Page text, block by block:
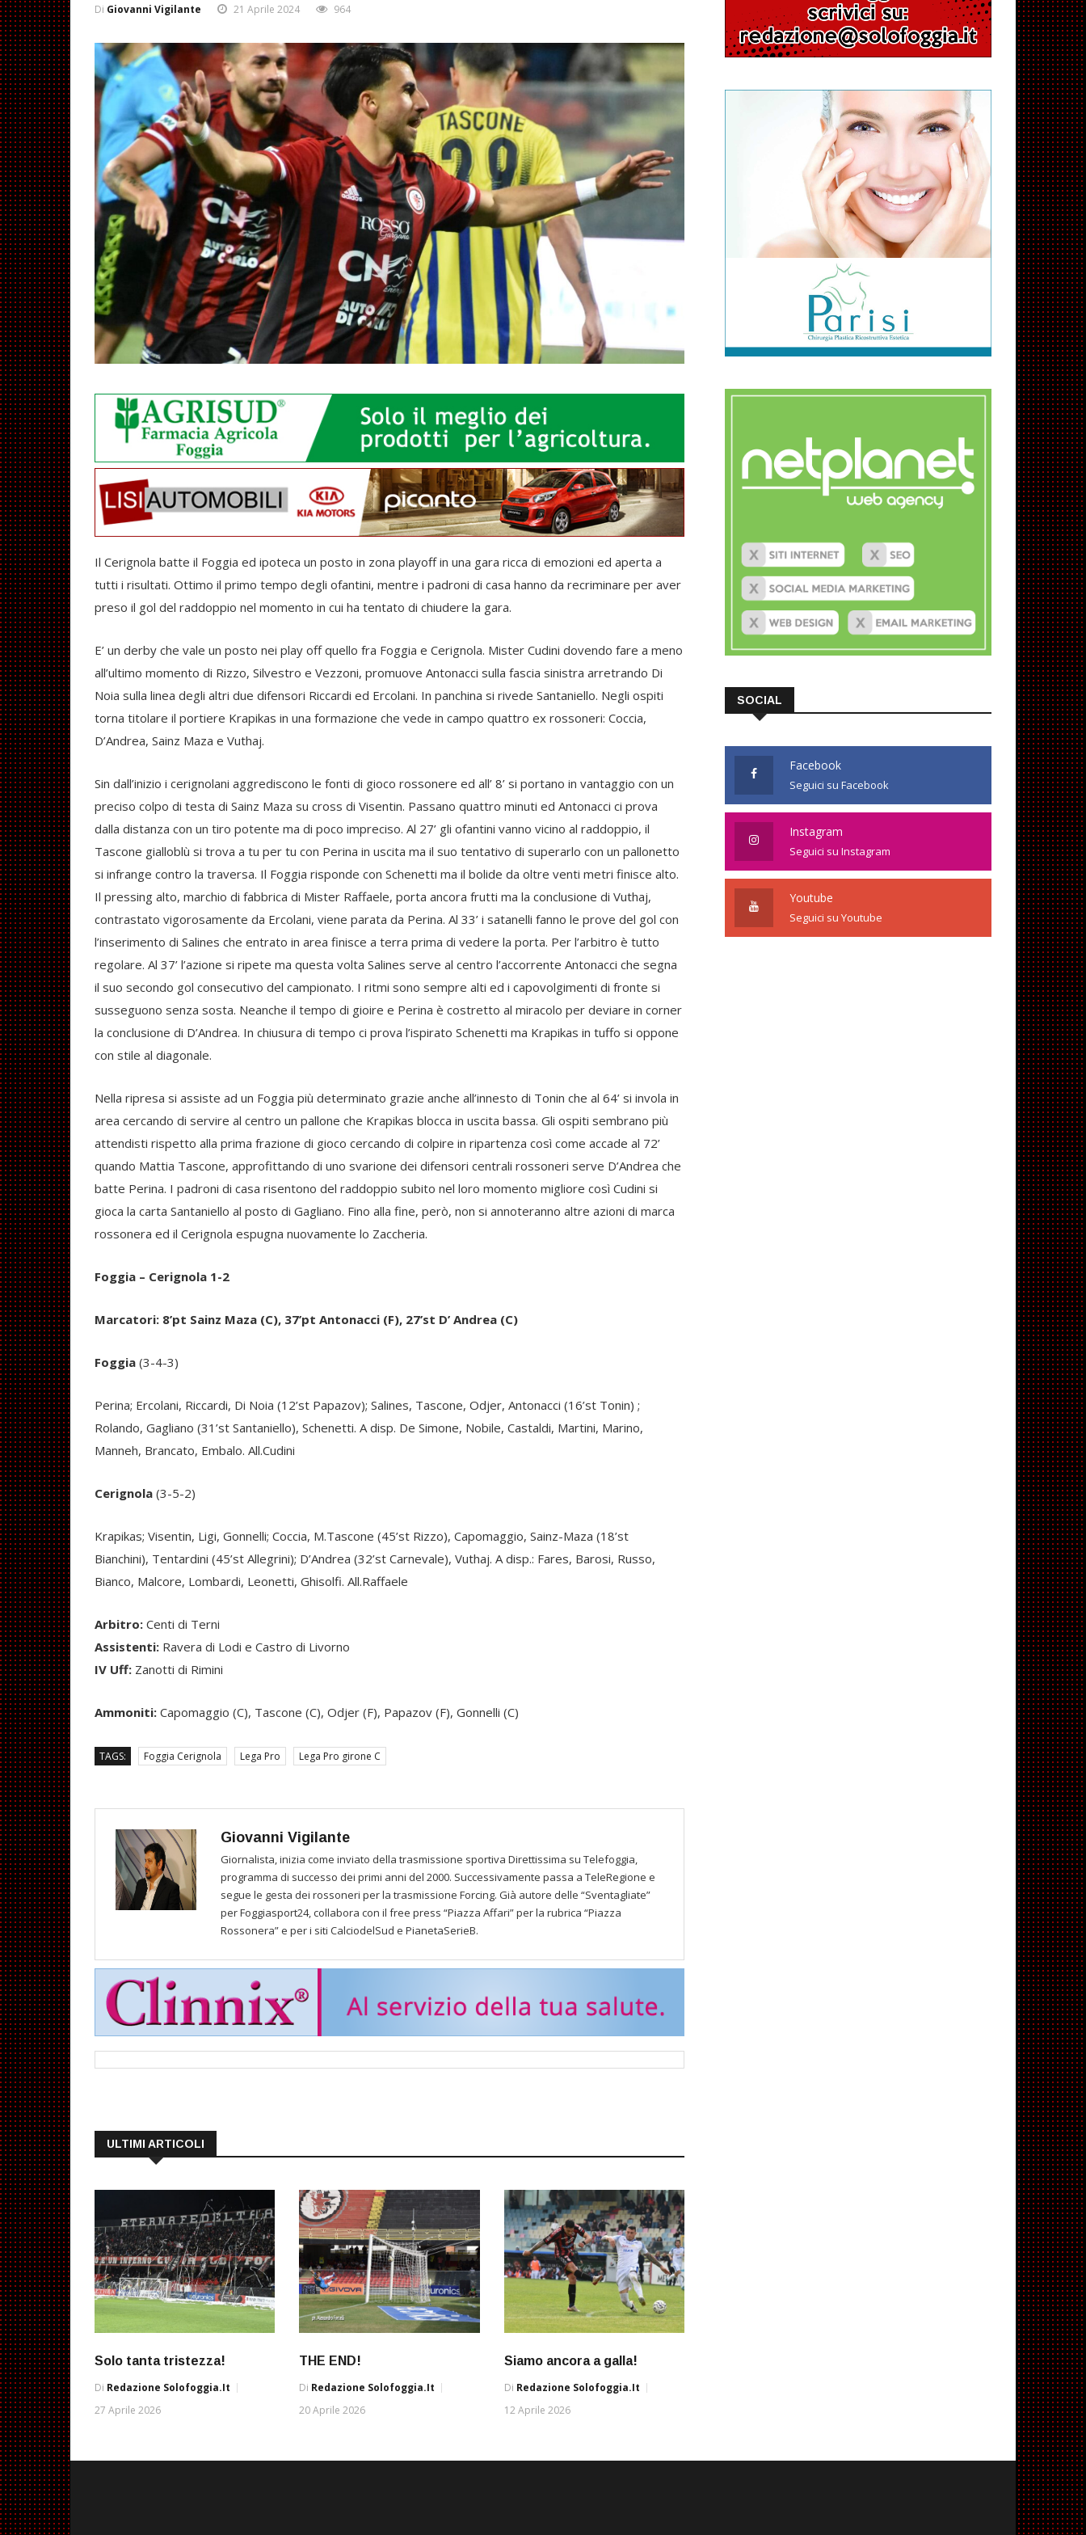
Di Giovanni Vigilante 21 Aprile 2024 964
Il Cerignola batte il Foggia ed ipoteca un posto in zona playoff in una gara ricca di emozioni ed aperta a
tutti i risultati. Ottimo il primo tempo degli ofantini, mentre i padroni di casa hanno da recriminare per aver
preso il gol del raddoppio nel momento in cui ha tentato di chiudere la gara.
E’ un derby che vale un posto nei play off quello fra Foggia e Cerignola. Mister Cudini dovendo fare a meno
all’ultimo momento di Rizzo, Silvestro e Vezzoni, promuove Antonacci sulla fascia sinistra arretrando Di
Noia sulla linea degli altri due difensori Riccardi ed Ercolani. In panchina si rivede Santaniello. Negli ospiti
torna titolare il portiere Krapikas in una formazione che vede in campo quattro ex rossoneri: Coccia,
D’Andrea, Sainz Maza e Vuthaj.
Sin dall’inizio i cerignolani aggrediscono le fonti di gioco rossonere ed all’ 8’ si portano in vantaggio con un
preciso colpo di testa di Sainz Maza su cross di Visentin. Passano quattro minuti ed Antonacci ci prova
dalla distanza con un tiro potente ma di poco impreciso. Al 27’ gli ofantini vanno vicino al raddoppio, il
Tascone gialloblù si trova a tu per tu con Perina in uscita ma il suo tentativo di superarlo con un pallonetto
si infrange contro la traversa. Il Foggia risponde con Schenetti ma il bolide da oltre venti metri finisce alto.
Il pressing alto, marchio di fabbrica di Mister Raffaele, porta ancora frutti ma la conclusione di Vuthaj,
contrastato vigorosamente da Ercolani, viene parata da Perina. Al 33’ i satanelli fanno le prove del gol con
l’inserimento di Salines che entrato in area finisce a terra prima di vedere la porta. Per l’arbitro è tutto
regolare. Al 37’ l’azione si ripete ma questa volta Salines serve al centro l’accorrente Antonacci che segna
il suo secondo gol consecutivo del campionato. I ritmi sono sempre alti ed i capovolgimenti di fronte si
susseguono senza sosta. Neanche il tempo di gioire e Perina è costretto al miracolo per deviare in corner
la conclusione di D’Andrea. In chiusura di tempo ci prova l’ispirato Schenetti ma Krapikas in tuffo si oppone
con stile al diagonale.
Nella ripresa si assiste ad un Foggia più determinato grazie anche all’innesto di Tonin che al 64’ si invola in
area cercando di servire al centro un pallone che Krapikas blocca in uscita bassa. Gli ospiti sembrano più
attendisti rispetto alla prima frazione di gioco cercando di colpire in ripartenza così come accade al 72’
quando Mattia Tascone, approfittando di uno svarione dei difensori centrali rossoneri serve D’Andrea che
batte Perina. I padroni di casa risentono del raddoppio subito nel loro momento migliore così Cudini si
gioca la carta Santaniello al posto di Gagliano. Fino alla fine, però, non si annoteranno altre azioni di marca
rossonera ed il Cerignola espugna nuovamente lo Zaccheria.
Foggia – Cerignola 1-2
Marcatori: 8’pt Sainz Maza (C), 37’pt Antonacci (F), 27’st D’ Andrea (C)
Foggia (3-4-3)
Perina; Ercolani, Riccardi, Di Noia (12’st Papazov); Salines, Tascone, Odjer, Antonacci (16’st Tonin) ;
Rolando, Gagliano (31’st Santaniello), Schenetti. A disp. De Simone, Nobile, Castaldi, Martini, Marino,
Manneh, Brancato, Embalo. All.Cudini
Cerignola (3-5-2)
Krapikas; Visentin, Ligi, Gonnelli; Coccia, M.Tascone (45’st Rizzo), Capomaggio, Sainz-Maza (18’st
Bianchini), Tentardini (45’st Allegrini); D’Andrea (32’st Carnevale), Vuthaj. A disp.: Fares, Barosi, Russo,
Bianco, Malcore, Lombardi, Leonetti, Ghisolfi. All.Raffaele
Arbitro: Centi di Terni
Assistenti: Ravera di Lodi e Castro di Livorno
IV Uff: Zanotti di Rimini
Ammoniti: Capomaggio (C), Tascone (C), Odjer (F), Papazov (F), Gonnelli (C)
TAGS: Foggia Cerignola Lega Pro Lega Pro girone C
Giovanni Vigilante
Giornalista, inizia come inviato della trasmissione sportiva Direttissima su Telefoggia,
programma di successo dei primi anni del 2000. Successivamente passa a TeleRegione e
segue le gesta dei rossoneri per la trasmissione Forcing. Già autore delle “Sventagliate”
per Foggiasport24, collabora con il free press “Piazza Affari” per la rubrica “Piazza
Rossonera” e per i siti CalciodelSud e PianetaSerieB.
ULTIMI ARTICOLI
Solo tanta tristezza!
Di Redazione Solofoggia.it
27 Aprile 2026
THE END!
Di Redazione Solofoggia.it
20 Aprile 2026
Siamo ancora a galla!
Di Redazione Solofoggia.it
12 Aprile 2026
SOCIAL
Facebook
Seguici su Facebook
Instagram
Seguici su Instagram
Youtube
Seguici su Youtube